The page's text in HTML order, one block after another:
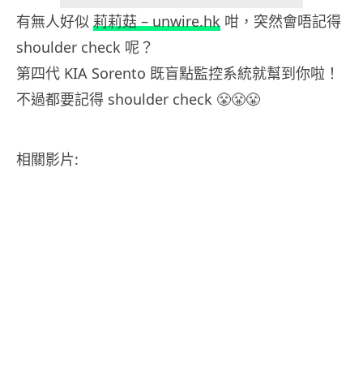
有無人好似 莉莉菇 – unwire.hk 咁，突然會唔記得
shoulder check 呢？
第四代 KIA Sorento 既盲點監控系統就幫到你啦！
不過都要記得 shoulder check 😤😤😤
相關影片: